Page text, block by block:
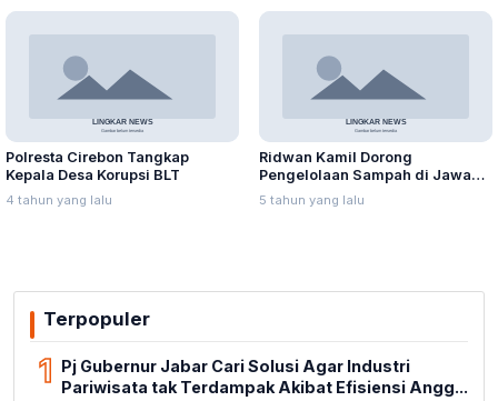
Polresta Cirebon Tangkap
Kepala Desa Korupsi BLT
4 tahun yang lalu
Ridwan Kamil Dorong
Pengelolaan Sampah di Jawa
Barat Berbasis Digital
5 tahun yang lalu
Terpopuler
1 Pj Gubernur Jabar Cari Solusi Agar Industri
Pariwisata tak Terdampak Akibat Efisiensi Angg...